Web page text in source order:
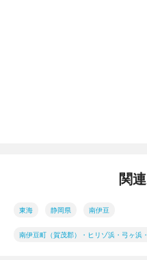
関
東海 静岡県 南伊豆
南伊豆町（賀茂郡）・ヒリゾ浜・弓ヶ浜